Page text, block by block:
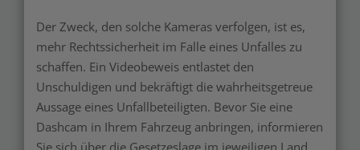
Der Zweck, den solche Kameras verfolgen, ist es,
mehr Rechtssicherheit im Falle eines Unfalles zu
schaffen. Ein Videobeweis entlastet den
Unschuldigen und bekräftigt die wahrheitsgetreue
Aussage eines Unfallbeteiligten. Bevor Sie eine
Dashcam in Ihrem Fahrzeug anbringen, informieren